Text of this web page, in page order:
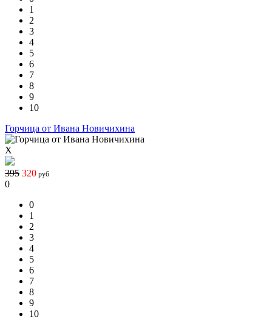
1
2
3
4
5
6
7
8
9
10
Горчица от Ивана Новичихина
X
395 320 руб
0
0
1
2
3
4
5
6
7
8
9
10